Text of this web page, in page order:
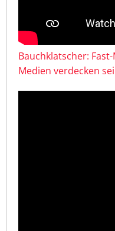
Bauchklatscher:
Medien verdecken